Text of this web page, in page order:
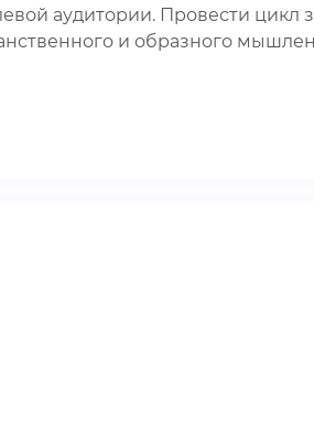
аудитории. Провести цикл
и образного